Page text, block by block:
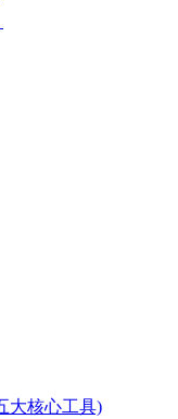
大核心工具)